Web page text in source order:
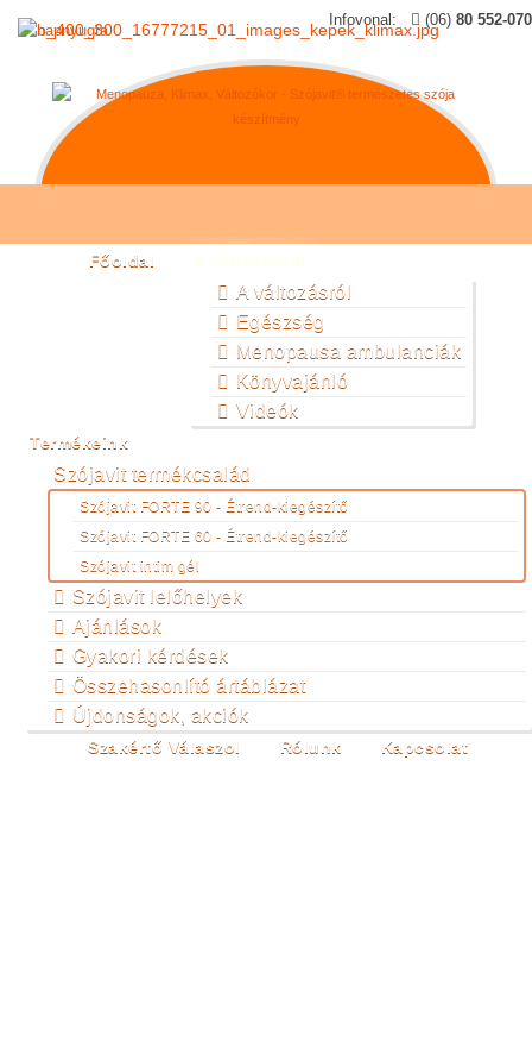
Infovonal: (06) 80 552-070
Főoldal
A változásról
Egészség
Menopausa ambulanciák
Könyvajánló
Videók
Termékeink
Szójavit termékcsalád
Szójavit FORTE 90 - Étrend-kiegészítő
Szójavit FORTE 60 - Étrend-kiegészítő
Szójavit intim gél
Szójavit lelőhelyek
Ajánlások
Gyakori kérdések
Összehasonlító ártáblázat
Újdonságok, akciók
Szakértő Válaszol Rólunk Kapcsolat